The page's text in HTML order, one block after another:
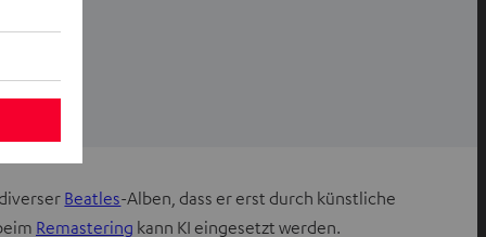
Beatles-Alben, dass er erst durch künstliche
Remastering kann KI eingesetzt werden.